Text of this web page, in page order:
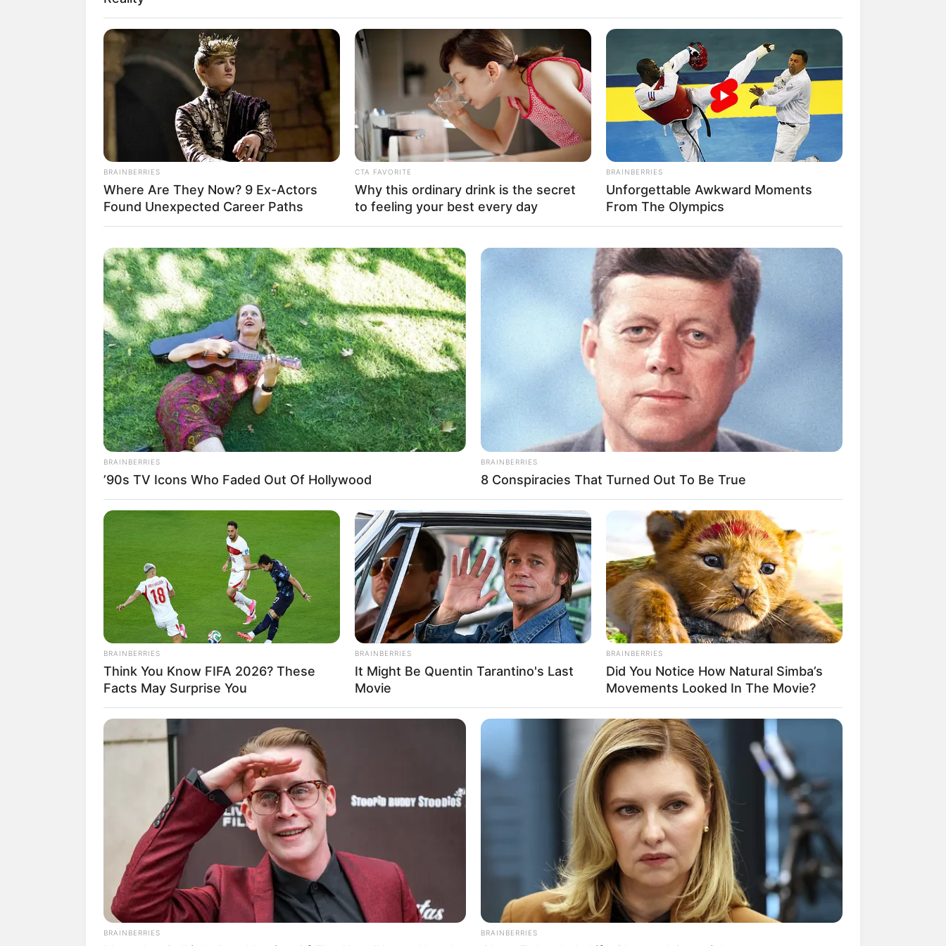
Mute
Baca juga: Biodata, Profil, dan Fakta Marcel Radhival
(foto: instagram/hallopuspa_)
Biodata & Profil
Nama Lengkap: Ayu Puspa Anggraeni Putri
Nama Panggung: Ayu Puspa
Nama Panggilan: Puspa
Tempat, Tanggal Lahir: Surabaya, Jawa Timur, 15 November 1994
Kewarganegaraan: Indonesia
Agama: Hindu
Fail! 10 Potret Makanan Gagal
Dimasak yang Bikin Kamu
Nggak Selera
10 Pose Manekin Anti
Banget
8 Kata Lucu Seputar Malam
Minggu ala Jomblo yang Bikin
Ngenes
10 Desain Kanopi Tempat
Tidur, Serasa Beristirahat di
Kamar Raja
Tampil Lebih Modern, 7 Potret
Hasil Renovasi Rumah Berusia
90 Tahun
BRAINBERRIES
Where Are They Now? 9 Ex-Actors
Found Unexpected Career Paths
CTA FAVORITE
Why this ordinary drink is the secret
to feeling your best every day
BRAINBERRIES
Unforgettable Awkward Moments
From The Olympics
BRAINBERRIES
’90s TV Icons Who Faded Out Of Hollywood
BRAINBERRIES
8 Conspiracies That Turned Out To Be True
BRAINBERRIES
Think You Know FIFA 2026? These
Facts May Surprise You
BRAINBERRIES
It Might Be Quentin Tarantino's Last
Movie
BRAINBERRIES
Did You Notice How Natural Simba’s
Movements Looked In The Movie?
BRAINBERRIES BRAINBERRIES